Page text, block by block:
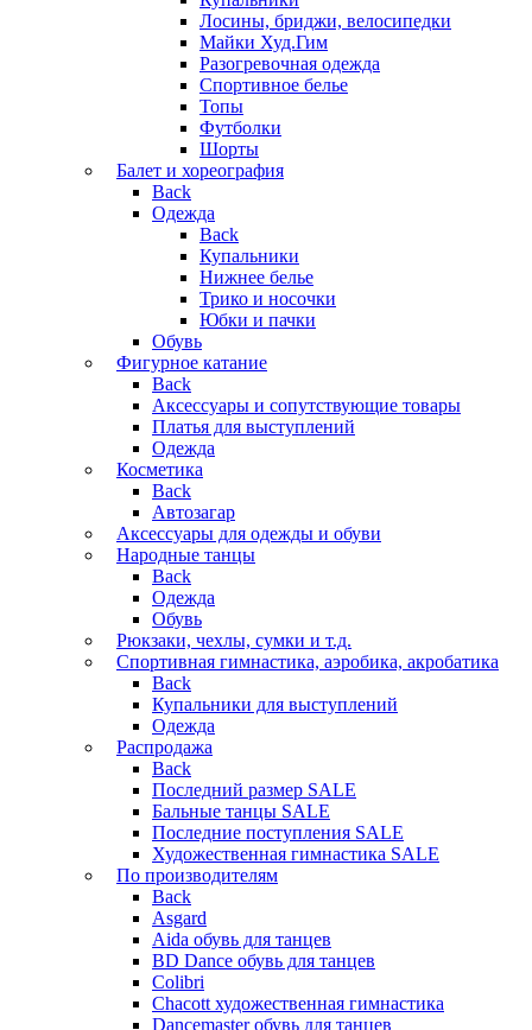
Лосины, бриджи, велосипедки
Майки Худ.Гим
Разогревочная одежда
Спортивное белье
Топы
Футболки
Шорты
Балет и хореография
Back
Одежда
Back
Купальники
Нижнее белье
Трико и носочки
Юбки и пачки
Обувь
Фигурное катание
Back
Аксессуары и сопутствующие товары
Платья для выступлений
Одежда
Косметика
Back
Автозагар
Аксессуары для одежды и обуви
Народные танцы
Back
Одежда
Обувь
Рюкзаки, чехлы, сумки и т.д.
Спортивная гимнастика, аэробика, акробатика
Back
Купальники для выступлений
Одежда
Распродажа
Back
Последний размер SALE
Бальные танцы SALE
Последние поступления SALE
Художественная гимнастика SALE
По производителям
Back
Asgard
Аida обувь для танцев
BD Dance обувь для танцев
Colibri
Chacott художественная гимнастика
Dancemaster обувь для танцев